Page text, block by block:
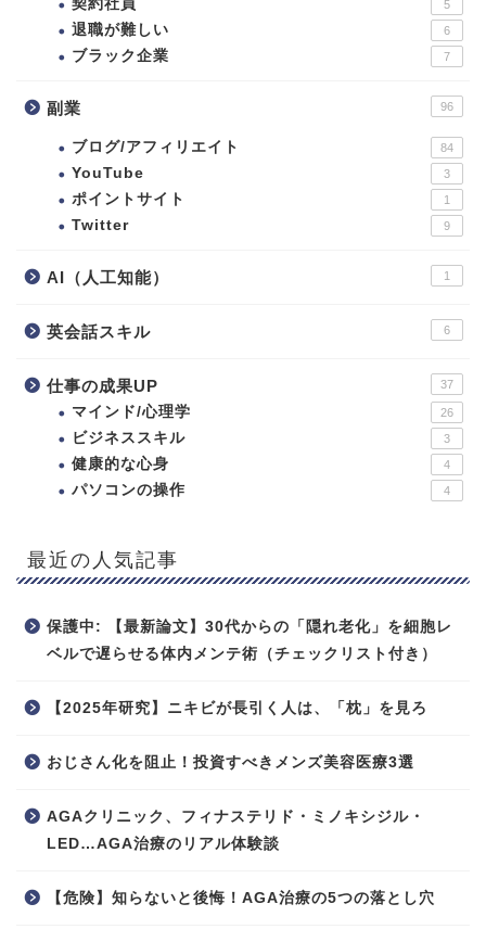
契約社員 5
退職が難しい 6
ブラック企業 7
副業 96
ブログ/アフィリエイト 84
YouTube 3
ポイントサイト 1
Twitter 9
AI（人工知能） 1
英会話スキル 6
仕事の成果UP 37
マインド/心理学 26
ビジネススキル 3
健康的な心身 4
パソコンの操作 4
最近の人気記事
保護中: 【最新論文】30代からの「隠れ老化」を細胞レ
ベルで遅らせる体内メンテ術（チェックリスト付き）
【2025年研究】ニキビが長引く人は、「枕」を見ろ
おじさん化を阻止！投資すべきメンズ美容医療3選
AGAクリニック、フィナステリド・ミノキシジル・
LED…AGA治療のリアル体験談
【危険】知らないと後悔！AGA治療の5つの落とし穴